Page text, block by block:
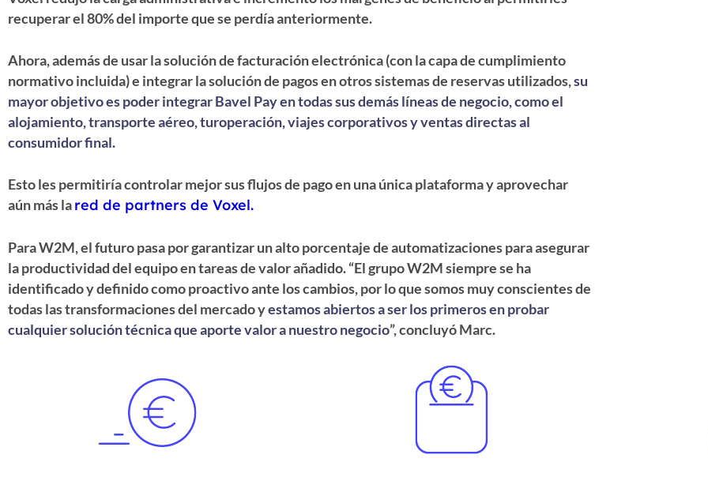
recuperar el 80% del importe que se perdía anteriormente.
Ahora, además de usar la solución de facturación electrónica (con la capa de cumplimiento
normativo incluida) e integrar la solución de pagos en otros sistemas de reservas utilizados,su
mayor objetivo es poder integrar Bavel Pay en todas sus demás líneas de negocio, como el
alojamiento, transporte aéreo, turoperación, viajes corporativos y ventas directas al
consumidor final.
Esto les permitiría controlar mejor sus flujos de pago en una única plataforma y aprovechar
aún más lared de partners de Voxel.
Para W2M, el futuro pasa por garantizar un alto porcentaje de automatizaciones para asegurar
la productividad del equipo en tareas de valor añadido. “El grupo W2M siempre se ha
identificado y definido como proactivo ante los cambios, por lo que somos muy conscientes de
todas las transformaciones del mercado yestamos abiertos a ser los primeros en probar
cualquier solución técnica que aporte valor a nuestro negocio”, concluyó Marc.